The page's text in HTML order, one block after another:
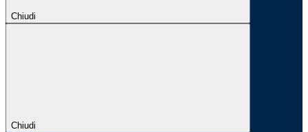
Chiudi
Chiudi